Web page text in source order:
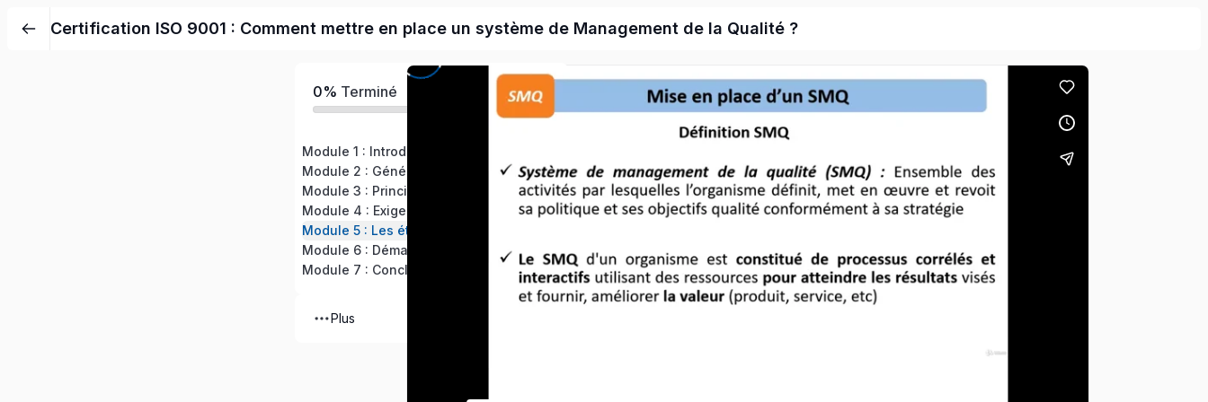
Certification ISO 9001 : Comment mettre en place un système de Management de la Qualité ?
0% Terminé
Module 1 : Introduction
Module 2 : Généralités sur la norme ISO 9001 version 2015
Module 3 : Principes de management de la qualité
Module 4 : Exigences de la norme ISO 9001 version 2015
Module 6 : Démarche de certification ISO 9001
Module 7 : Conclusion du cours
Plus